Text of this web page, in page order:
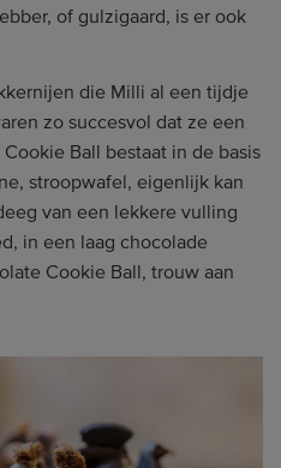
of gulzigaard, is er ook
die Milli al een tijdje
zo succesvol dat ze een
Ball bestaat in de basis
stroopwafel, eigenlijk kan
van een lekkere vulling
in een laag chocolade
Cookie Ball, trouw aan